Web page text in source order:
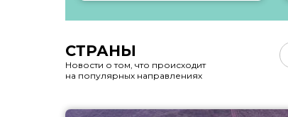
СТРАНЫ
Новости о том, что происходит
на популярных направлениях